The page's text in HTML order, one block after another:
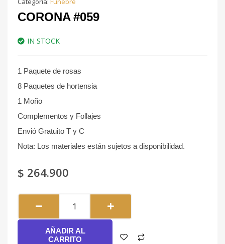
CORONA #059
IN STOCK
1 Paquete de rosas
8 Paquetes de hortensia
1 Moño
Complementos y Follajes
Envió Gratuito T y C
Nota: Los materiales están sujetos a disponibilidad.
$ 264.900
#059
cantidad
AÑADIR AL
CARRITO